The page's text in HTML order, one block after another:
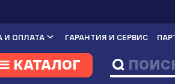
И ОПЛАТА ГАРАНТИЯ И СЕРВИС
КАТАЛОГ